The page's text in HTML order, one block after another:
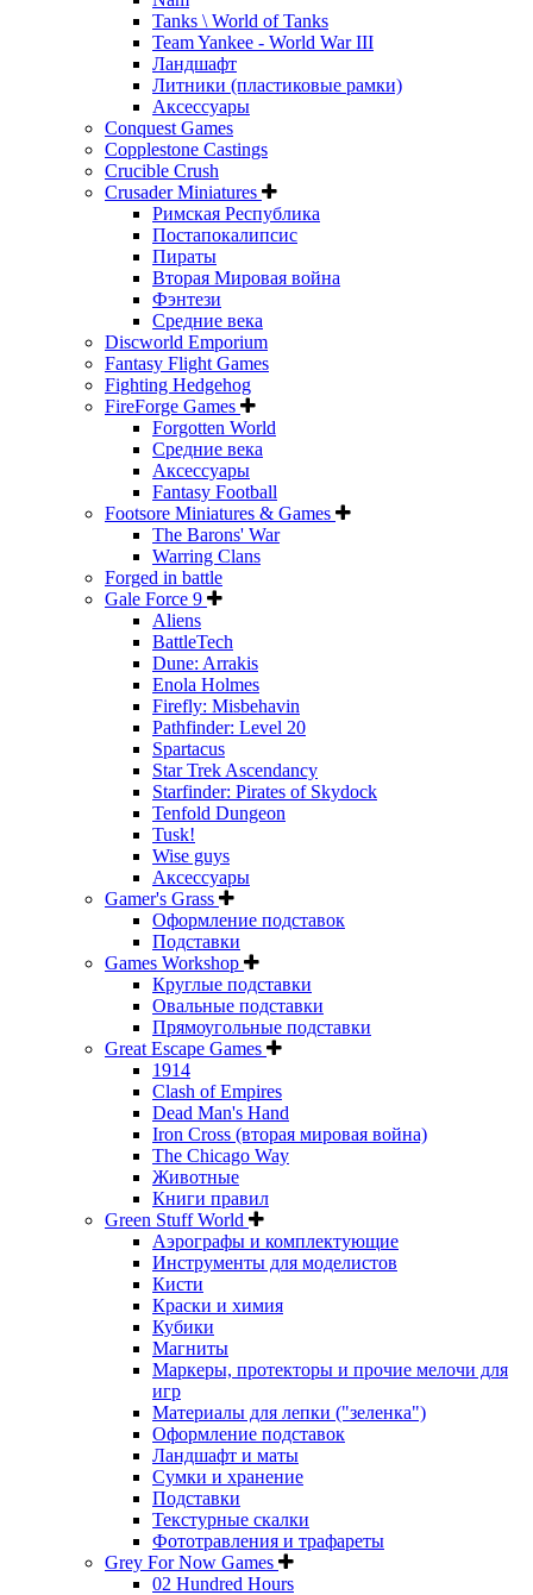
Tanks \ World of Tanks
Team Yankee - World War III
Ландшафт
Литники (пластиковые рамки)
Аксессуары
Conquest Games
Copplestone Castings
Crucible Crush
Crusader Miniatures
Римская Республика
Постапокалипсис
Пираты
Вторая Мировая война
Фэнтези
Средние века
Discworld Emporium
Fantasy Flight Games
Fighting Hedgehog
FireForge Games
Forgotten World
Средние века
Аксессуары
Fantasy Football
Footsore Miniatures & Games
The Barons' War
Warring Clans
Forged in battle
Gale Force 9
Aliens
BattleTech
Dune: Arrakis
Enola Holmes
Firefly: Misbehavin
Pathfinder: Level 20
Spartacus
Star Trek Ascendancy
Starfinder: Pirates of Skydock
Tenfold Dungeon
Tusk!
Wise guys
Аксессуары
Gamer's Grass
Оформление подставок
Подставки
Games Workshop
Круглые подставки
Овальные подставки
Прямоугольные подставки
Great Escape Games
1914
Clash of Empires
Dead Man's Hand
Iron Cross (вторая мировая война)
The Chicago Way
Животные
Книги правил
Green Stuff World
Аэрографы и комплектующие
Инструменты для моделистов
Кисти
Краски и химия
Кубики
Магниты
Маркеры, протекторы и прочие мелочи для
игр
Материалы для лепки ("зеленка")
Оформление подставок
Ландшафт и маты
Сумки и хранение
Подставки
Текстурные скалки
Фототравления и трафареты
Grey For Now Games
02 Hundred Hours